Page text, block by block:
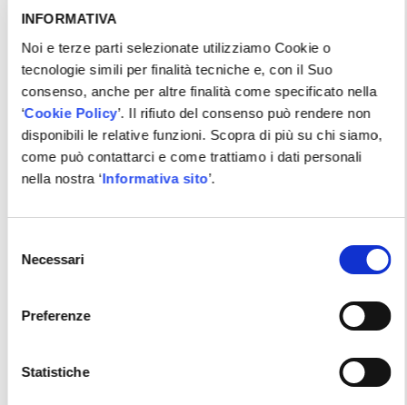
INFORMATIVA
Noi e terze parti selezionate utilizziamo Cookie o
tecnologie simili per finalità tecniche e, con il Suo
consenso, anche per altre finalità come specificato nella
‘Cookie Policy’. Il rifiuto del consenso può rendere non
disponibili le relative funzioni. Scopra di più su chi siamo,
come può contattarci e come trattiamo i dati personali
nella nostra ‘Informativa sito’.
delNecessari
Preferenze
Statistiche
Vai alla scheda